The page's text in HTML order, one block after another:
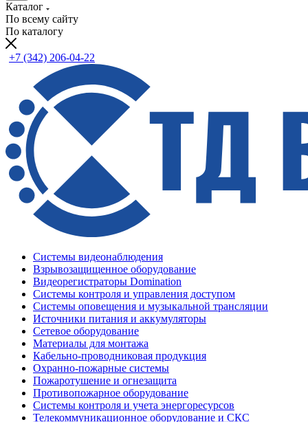
Каталог
По всему сайту
По каталогу
+7 (342) 206-04-22
Системы видеонаблюдения
Взрывозащищенное оборудование
Видеорегистраторы Domination
Системы контроля и управления доступом
Системы оповещения и музыкальной трансляции
Источники питания и аккумуляторы
Сетевое оборудование
Материалы для монтажа
Кабельно-проводниковая продукция
Охранно-пожарные системы
Пожаротушение и огнезащита
Противопожарное оборудование
Системы контроля и учета энергоресурсов
Телекоммуникационное оборудование и СКС